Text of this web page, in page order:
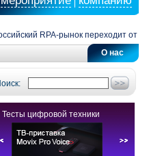
RPA-рынок переходит от
О нас
Тесты цифровой техники